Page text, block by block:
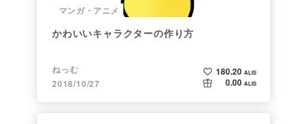
マンガ・アニメ
かわいいキャラクターの作り方
ねっむ
2018/10/27
180.20 ALIS
0.00 ALIS